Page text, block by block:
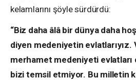
kelamlarını şöyle sürdürdü:
“Biz daha âlâ bir dünya daha
diyen medeniyetin
merhamet medeniyeti evlatları
bizi temsil etmiyor. Bu milletin